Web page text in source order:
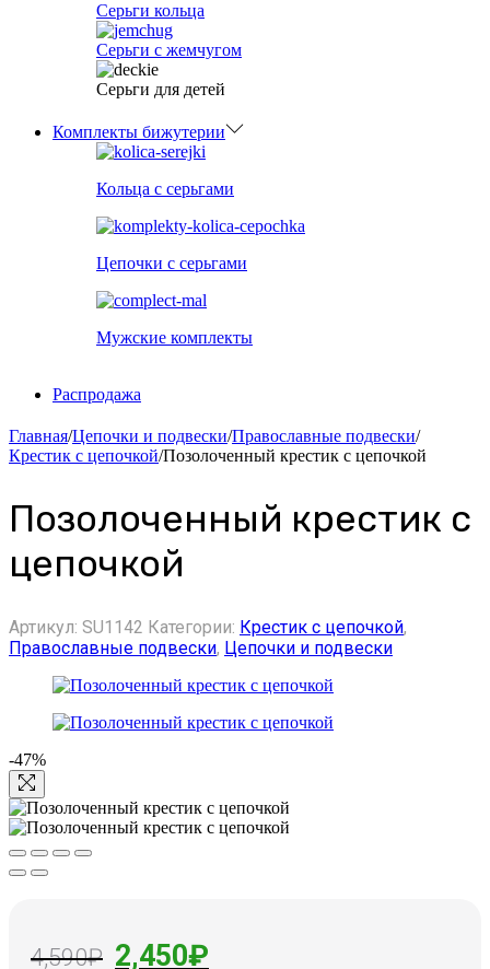
Серьги кольца
Серьги с жемчугом
Серьги для детей
Комплекты бижутерии
Кольца с серьгами
Цепочки с серьгами
Мужские комплекты
Распродажа
Главная/Цепочки и подвески/Православные подвески/
Крестик с цепочкой/Позолоченный крестик с цепочкой
Позолоченный крестик с
цепочкой
Артикул: SU1142 Категории: Крестик с цепочкой,
Православные подвески, Цепочки и подвески
-47%
4,590₽ Первоначальная
2,450₽